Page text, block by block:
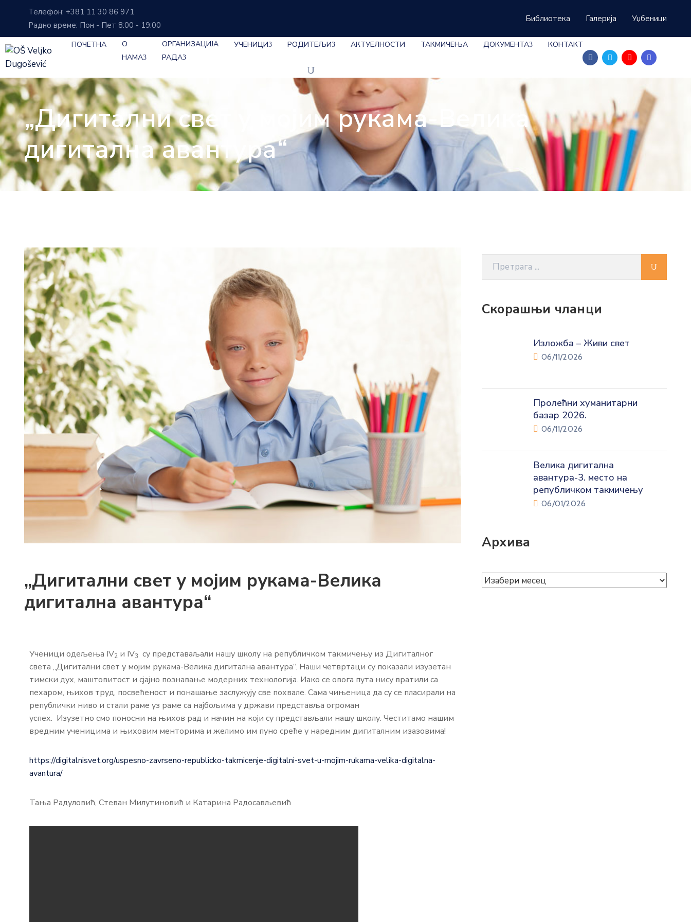
Телефон: +381 11 30 86 971
Радно време: Пон - Пет 8:00 - 19:00
Библиотека Галерија Уџбеници
ПОЧЕТНА
О
НАМА
ОРГАНИЗАЦИЈА
РАДА
УЧЕНИЦИ РОДИТЕЉИ АКТУЕЛНОСТИ ТАКМИЧЕЊА ДОКУМЕНТА КОНТАКТ
„Дигитални свет у мојим рукама-Велика
дигитална авантура“
„Дигитални свет у мојим рукама-Велика
дигитална авантура“
Ученици одељења IV2 и IV3 су представаљали нашу школу на републичком такмичењу из Дигиталног
света „Дигитални свет у мојим рукама-Велика дигитална авантура“. Наши четвртаци су показали изузетан
тимски дух, маштовитост и сјајно познавање модерних технологија. Иако се овога пута нису вратили са
пехаром, њихов труд, посвећеност и понашање заслужују све похвале. Сама чињеница да су се пласирали на
републички ниво и стали раме уз раме са најбољима у држави представља огроман
успех. Изузетно смо поносни на њихов рад и начин на који су представљали нашу школу. Честитамо нашим
вредним ученицима и њиховим менторима и желимо им пуно среће у наредним дигиталним изазовима!
https://digitalnisvet.org/uspesno-zavrseno-republicko-takmicenje-digitalni-svet-u-mojim-rukama-velika-digitalna-
avantura/
Тања Радуловић, Стеван Милутиновић и Катарина Радосављевић
Скорашњи чланци
Изложба – Живи свет
06/11/2026
Пролећни хуманитарни
базар 2026.
06/11/2026
Велика дигитална
авантура-3. место на
републичком такмичењу
06/01/2026
Архива